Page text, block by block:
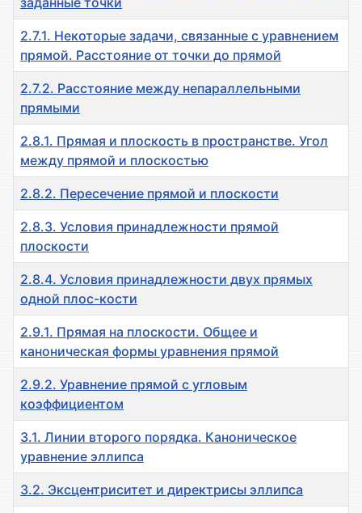
2.7.1. Некоторые задачи, связанные с уравнением
прямой. Расстояние от точки до прямой
2.7.2. Расстояние между непараллельными
прямыми
2.8.1. Прямая и плоскость в пространстве. Угол
между прямой и плоскостью
2.8.2. Пересечение прямой и плоскости
2.8.3. Условия принадлежности прямой
плоскости
2.8.4. Условия принадлежности двух прямых
одной плос-кости
2.9.1. Прямая на плоскости. Общее и
каноническая формы уравнения прямой
2.9.2. Уравнение прямой с угловым
коэффициентом
3.1. Линии второго порядка. Каноническое
уравнение эллипса
3.2. Эксцентриситет и директрисы эллипса